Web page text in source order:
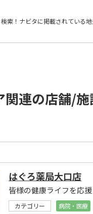
索！ ナビタに掲載されている
連の店舗/施
はぐろ薬局大口店
皆様の健康ライフを応
カテゴリー 病院・医療